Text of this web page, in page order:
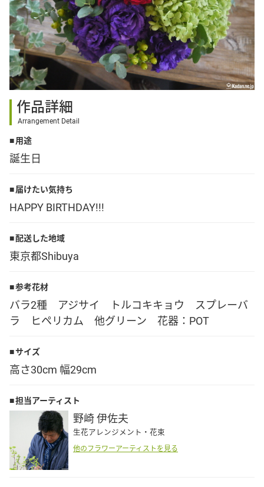
ログイン
会員登録
その他
日本語
作品詳細
Arrangement Detail
用途
誕生日
届けたい気持ち
HAPPY BIRTHDAY!!!
配送した地域
東京都Shibuya
参考花材
バラ2種 アジサイ トルコキキョウ スプレーバ
ラ ヒペリカム 他グリーン 花器：POT
サイズ
高さ30cm 幅29cm
担当アーティスト
野崎 伊佐夫
生花アレンジメント・花束
他のフラワーアーティストを見る